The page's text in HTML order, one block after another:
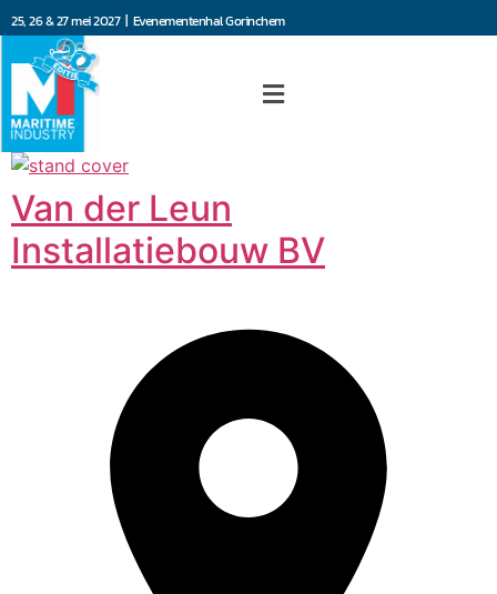
25, 26 & 27 mei 2027 | Evenementenhal Gorinchem
Van der Leun
Installatiebouw BV